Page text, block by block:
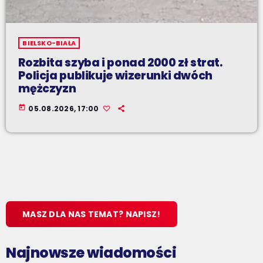
BIELSKO-BIAŁA
Rozbita szyba i ponad 2000 zł strat.
Policja publikuje wizerunki dwóch
mężczyzn
today 05.08.2026, 17:00
MASZ DLA NAS TEMAT? NAPISZ!
Najnowsze wiadomości